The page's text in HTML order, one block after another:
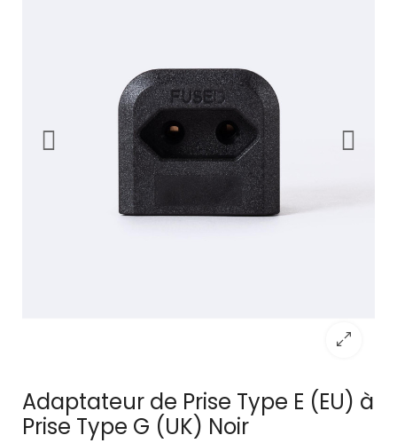
Adaptateur de Prise Type E (EU) à
Prise Type G (UK) Noir